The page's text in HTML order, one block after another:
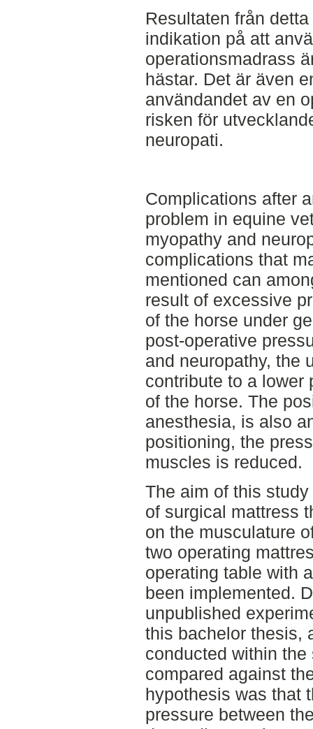
Resultaten från
indikation på att
operationsmadrass
hästar. Det är även
användandet av en
risken för
neuropati.
Complications after
problem in equine
myopathy and
complications that
mentioned can
result of excessive
of the horse under
post-operative
and neuropathy, the
contribute to a lower
of the horse. The
anesthesia, is also
positioning, the
muscles is reduced.
The aim of this
of surgical mattress
on the musculature
two operating
operating table with
been implemented.
unpublished
this bachelor thesis,
conducted within
compared against
hypothesis was that
pressure between